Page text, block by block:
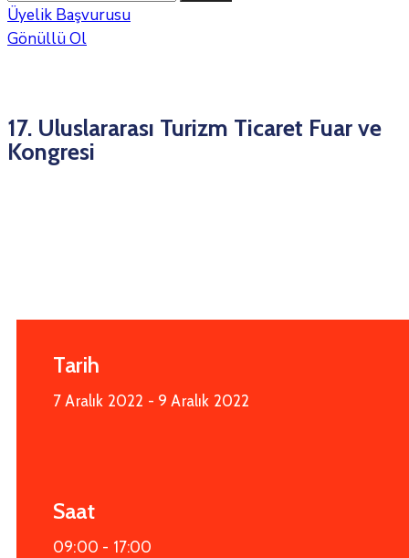
Üyelik Başvurusu
Gönüllü Ol
17. Uluslararası Turizm Ticaret Fuar ve
Kongresi
Tarih
7 Aralık 2022 - 9 Aralık 2022
Saat
09:00 - 17:00